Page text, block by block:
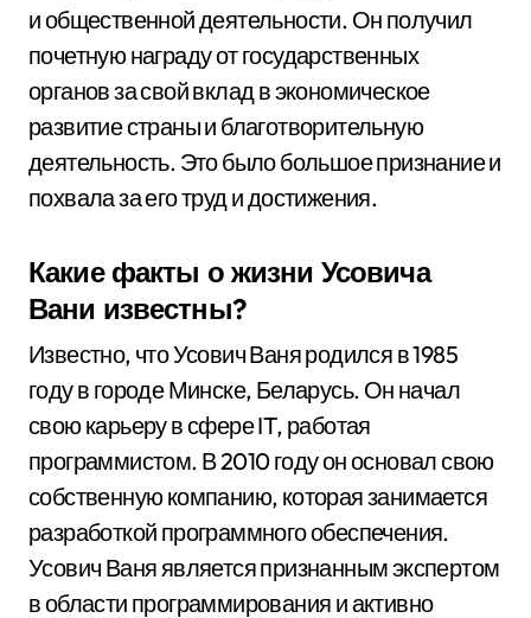
и общественной деятельности. Он получил
почетную награду от государственных
органов за свой вклад в экономическое
развитие страны и благотворительную
деятельность. Это было большое признание и
похвала за его труд и достижения.
Какие факты о жизни Усовича
Вани известны?
Известно, что Усович Ваня родился в 1985
году в городе Минске, Беларусь. Он начал
свою карьеру в сфере IT, работая
программистом. В 2010 году он основал свою
собственную компанию, которая занимается
разработкой программного обеспечения.
Усович Ваня является признанным экспертом
в области программирования и активно